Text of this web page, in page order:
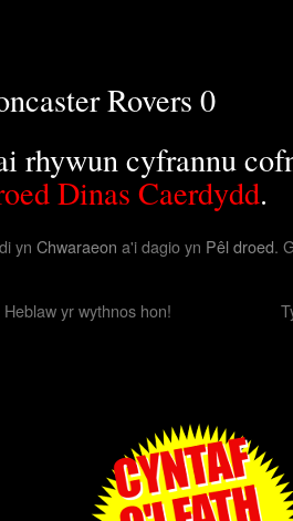
Rovers 0
rhywun cyfrannu
Dinas Caerdydd.
yn Chwaraeon a'i dagio yn Pêl droed.
yr wythnos hon!